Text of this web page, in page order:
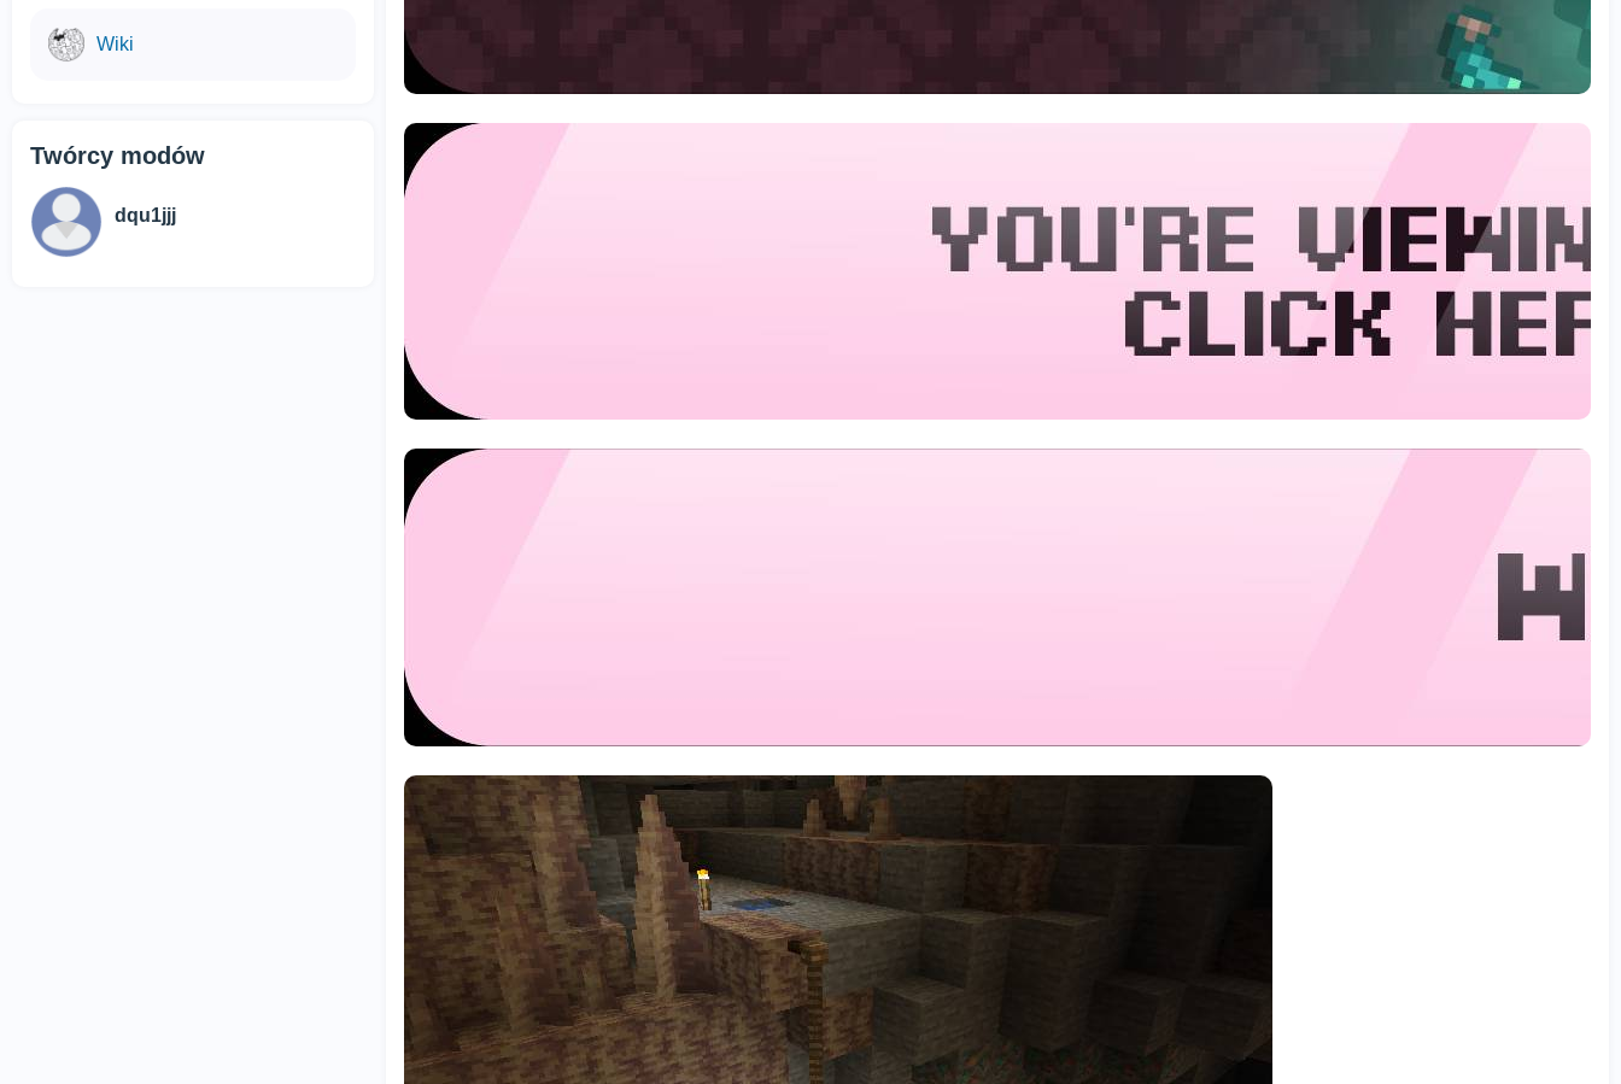
Wiki
Twórcy modów
dqu1jjj